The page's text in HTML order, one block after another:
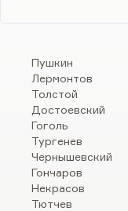
Пушкин
Лермонтов
Толстой
Достоевский
Гоголь
Тургенев
Чернышевский
Гончаров
Некрасов
Тютчев